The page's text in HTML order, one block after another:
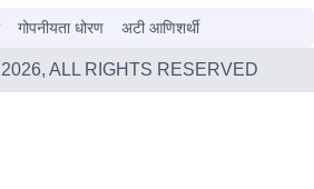
गोपनीयता धोरण अटी आणिशर्थी
2026, ALL RIGHTS RESERVED